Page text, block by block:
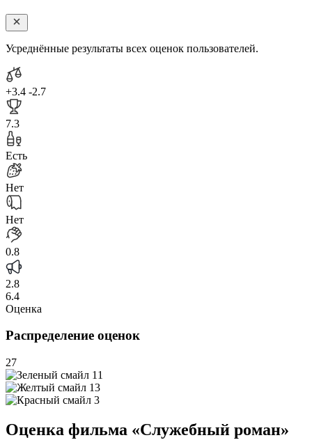
Усреднённые результаты всех оценок пользователей.
+3.4 -2.7
7.3
Есть
Нет
Нет
0.8
2.8
6.4
Оценка
Распределение оценок
27
11
13
3
Оценка фильма «Служебный роман»